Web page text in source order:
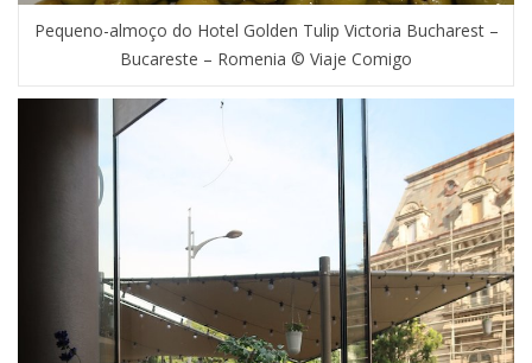
Pequeno-almoço do Hotel Golden Tulip Victoria Bucharest –
Bucareste – Romenia © Viaje Comigo